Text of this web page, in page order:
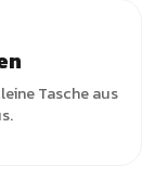
Tasche aus